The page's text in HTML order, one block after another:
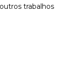
trabalhos